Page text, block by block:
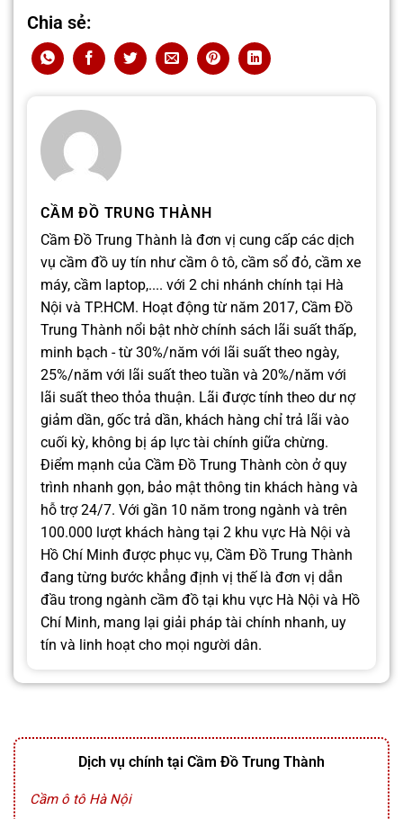
Chia sẻ:
CẦM ĐỒ TRUNG THÀNH
Cầm Đồ Trung Thành là đơn vị cung cấp các dịch
vụ cầm đồ uy tín như cầm ô tô, cầm sổ đỏ, cầm xe
máy, cầm laptop,.... với 2 chi nhánh chính tại Hà
Nội và TP.HCM. Hoạt động từ năm 2017, Cầm Đồ
Trung Thành nổi bật nhờ chính sách lãi suất thấp,
minh bạch - từ 30%/năm với lãi suất theo ngày,
25%/năm với lãi suất theo tuần và 20%/năm với
lãi suất theo thỏa thuận. Lãi được tính theo dư nợ
giảm dần, gốc trả dần, khách hàng chỉ trả lãi vào
cuối kỳ, không bị áp lực tài chính giữa chừng.
Điểm mạnh của Cầm Đồ Trung Thành còn ở quy
trình nhanh gọn, bảo mật thông tin khách hàng và
hỗ trợ 24/7. Với gần 10 năm trong ngành và trên
100.000 lượt khách hàng tại 2 khu vực Hà Nội và
Hồ Chí Minh được phục vụ, Cầm Đồ Trung Thành
đang từng bước khẳng định vị thế là đơn vị dẫn
đầu trong ngành cầm đồ tại khu vực Hà Nội và Hồ
Chí Minh, mang lại giải pháp tài chính nhanh, uy
tín và linh hoạt cho mọi người dân.
Dịch vụ chính tại Cầm Đồ Trung Thành
Cầm ô tô Hà Nội